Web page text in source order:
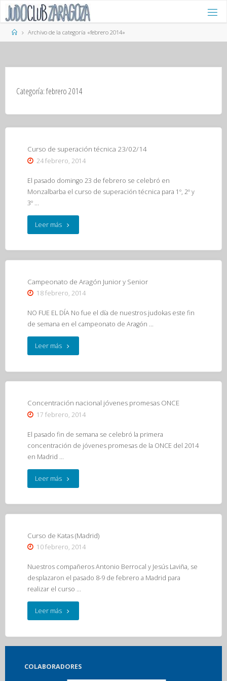
Saltar
contenido
Página
de
Archivo de la categoría «febrero 2014»
Categoría:febrero 2014
Curso de superación técnica 23/02/14
24 febrero, 2014
El pasado domingo 23 de febrero se celebró en
Monzalbarba el curso de superación técnica para 1º, 2º y
3º …
Leer más"Curso
superación
técnica
23/02/14"
Campeonato de Aragón Junior y Senior
18 febrero, 2014
NO FUE EL DÍA No fue el día de nuestros judokas este fin
de semana en el campeonato de Aragón …
Leer más"Campeonato
Aragón
Junior
Senior"
Concentración nacional jóvenes promesas ONCE
17 febrero, 2014
El pasado fin de semana se celebró la primera
concentración de jóvenes promesas de la ONCE del 2014
en Madrid …
Leer más"Concentración
jóvenes
promesas
ONCE"
Curso de Katas (Madrid)
10 febrero, 2014
Nuestros compañeros Antonio Berrocal y Jesús Laviña, se
desplazaron el pasado 8-9 de febrero a Madrid para
realizar el curso …
Leer más"Curso
Katas
(Madrid)"
COLABORADORES